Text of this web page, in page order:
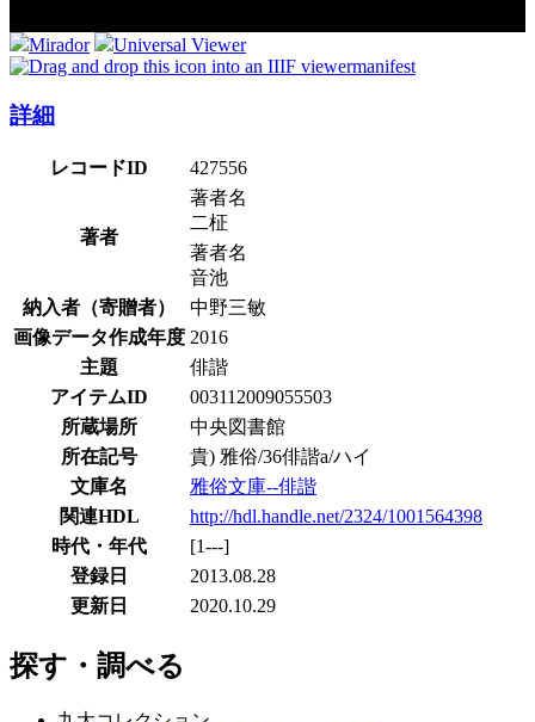
Mirador
Universal Viewer
manifest
詳細
レコードID 427556
著者
著者名
二柾
著者名
音池
納入者（寄贈者）
中野三敏
画像データ作成年度 2016
主題
俳諧
アイテムID
003112009055503
所蔵場所
中央図書館
所在記号
貴) 雅俗/36俳諧a/ハイ
文庫名
雅俗文庫--俳諧
関連HDL
http://hdl.handle.net/2324/1001564398
時代・年代
[1---]
登録日
2013.08.28
更新日
2020.10.29
探す・調べる